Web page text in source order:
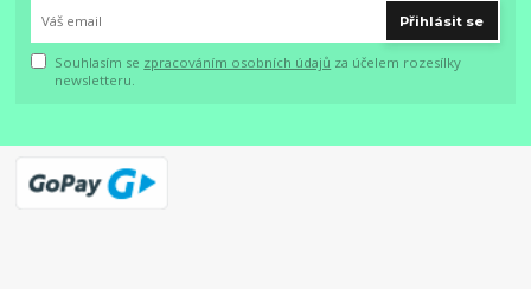
Přihlásit se
Souhlasím se zpracováním osobních údajů za účelem rozesílky
newsletteru.